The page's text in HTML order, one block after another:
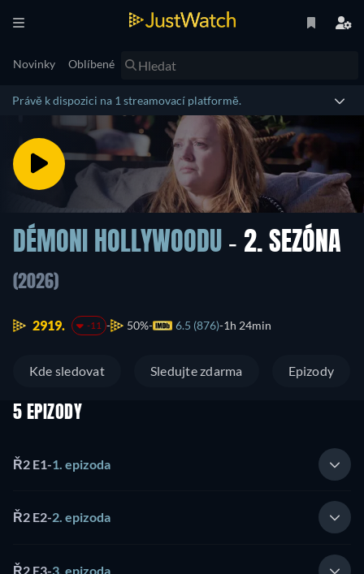
Novinky Oblíbené
Právě k dispozici na 1 streamovací platformě.
DÉMONI HOLLYWOODU - 2. SEZÓNA
(2026)
2919. -11 50% 6.5 (876) 1h 24min
Kde sledovat Sledujte zdarma Epizody
5 EPIZODY
Ř2 E1-1. epizoda
Ř2 E2-2. epizoda
Ř2 E3-3. epizoda